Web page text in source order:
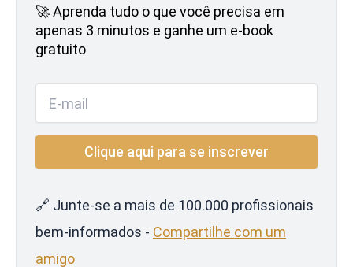
🚀 Aprenda tudo o que você precisa em
apenas 3 minutos e ganhe um e-book
gratuito
🔗 Junte-se a mais de 100.000 profissionais
bem-informados - Compartilhe com um
amigo